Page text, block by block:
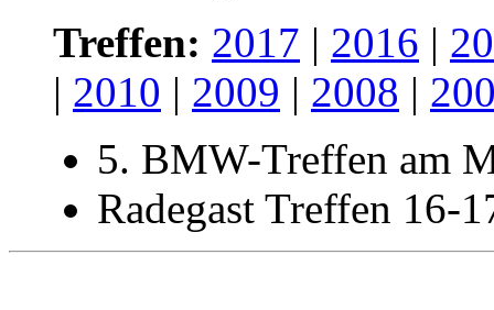
Treffen: 2017 | 2016 |
| 2010 | 2009 | 2008 |
5. BMW-Treffen am
Radegast Treffen 16-